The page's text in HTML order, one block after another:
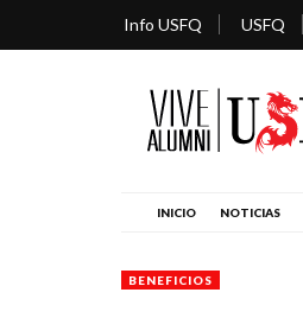
Info USFQ USFQ
INICIO NOTICIAS
BENEFICIOS